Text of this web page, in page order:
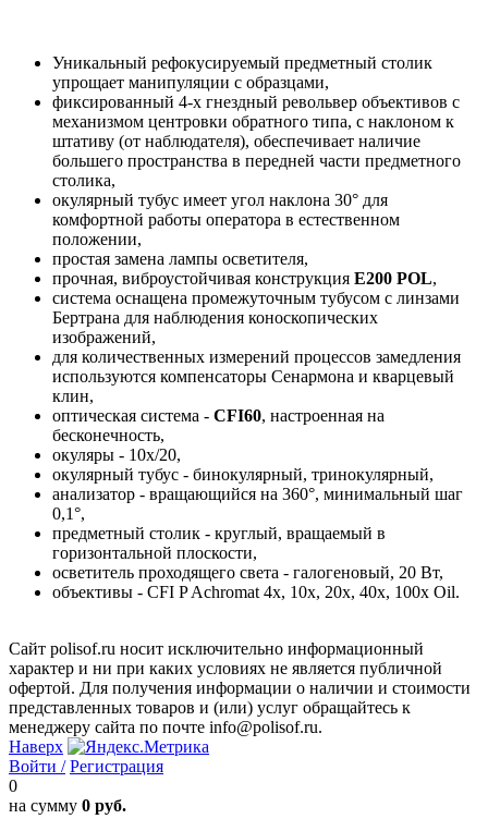
Уникальный рефокусируемый предметный столик
упрощает манипуляции с образцами,
фиксированный 4-х гнездный револьвер объективов с
механизмом центровки обратного типа, с наклоном к
штативу (от наблюдателя), обеспечивает наличие
большего пространства в передней части предметного
столика,
окулярный тубус имеет угол наклона 30° для
комфортной работы оператора в естественном
положении,
простая замена лампы осветителя,
прочная, виброустойчивая конструкция E200 POL,
cистема оснащена промежуточным тубусом с линзами
Бертрана для наблюдения коноскопических
изображений,
для количественных измерений процессов замедления
используются компенсаторы Сенармона и кварцевый
клин,
оптическая система - CFI60, настроенная на
бесконечность,
окуляры - 10х/20,
окулярный тубус - бинокулярный, тринокулярный,
анализатор - вращающийся на 360°, минимальный шаг
0,1°,
предметный столик - круглый, вращаемый в
горизонтальной плоскости,
осветитель проходящего света - галогеновый, 20 Вт,
объективы - CFI P Achromat 4х, 10х, 20х, 40х, 100х Oil.
Сайт polisof.ru носит исключительно информационный
характер и ни при каких условиях не является публичной
офертой. Для получения информации о наличии и стоимости
представленных товаров и (или) услуг обращайтесь к
менеджеру сайта по почте info@polisof.ru.
Наверх
Войти / Регистрация
0
на сумму 0 руб.